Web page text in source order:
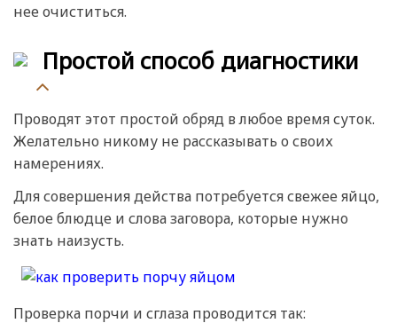
нее очиститься.
Простой способ диагностики
Проводят этот простой обряд в любое время суток.
Желательно никому не рассказывать о своих
намерениях.
Для совершения действа потребуется свежее яйцо,
белое блюдце и слова заговора, которые нужно
знать наизусть.
Проверка порчи и сглаза проводится так: